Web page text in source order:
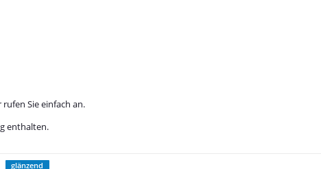
Sie einfach an.
enthalten.
glänzend